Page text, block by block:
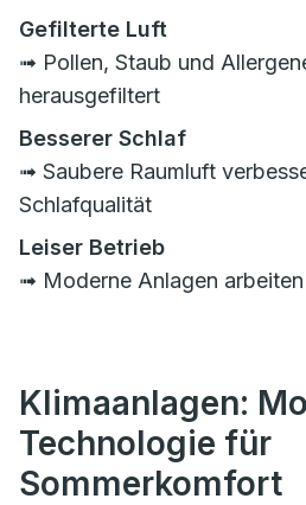
Gefilterte Luft
➟ Pollen, Staub und
herausgefiltert
Besserer Schlaf
➟ Saubere Raumluft
Schlafqualität
Leiser Betrieb
➟ Moderne Anlagen
Klimaanlagen:
Technologie für
Sommerkomfort